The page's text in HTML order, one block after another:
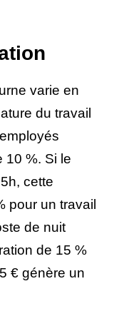
varie en
du travail
10 %. Si le
cette
pour un travail
de nuit
de 15 %
€ génère un